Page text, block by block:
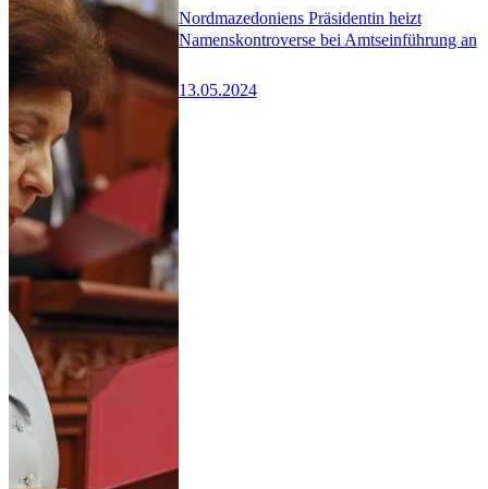
Nordmazedoniens Präsidentin heizt
Namenskontroverse bei Amtseinführung an
13.05.2024